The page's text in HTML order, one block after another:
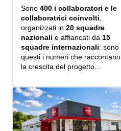
Sono400 i collaboratori e le
collaboratrici coinvolti,
organizzati in20 squadre
nazionali e affiancati da15
squadre internazionali: sono
questi i numeri che raccontano
la crescita del progetto...